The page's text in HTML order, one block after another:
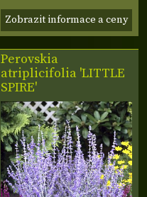
Zobrazit informace a ceny
Perovskia
atriplicifolia 'LITTLE
SPIRE'